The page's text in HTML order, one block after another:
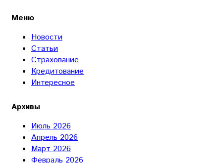
Меню
Новости
Статьи
Страхование
Кредитование
Интересное
Архивы
Июль 2026
Апрель 2026
Март 2026
Февраль 2026